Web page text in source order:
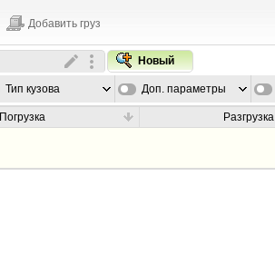
Добавить груз
Новый
Тип кузова Доп. параметры
Погрузка Разгрузка